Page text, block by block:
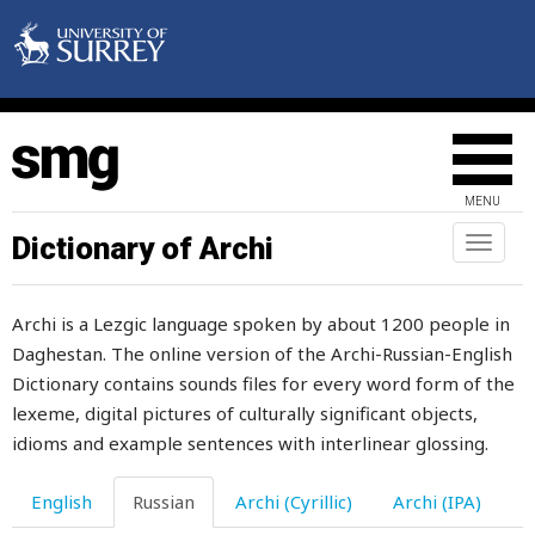
MENU
Toggle
Dictionary of Archi
Archi is a Lezgic language spoken by about 1200 people in
Daghestan. The online version of the Archi-Russian-English
Dictionary contains sounds files for every word form of the
lexeme, digital pictures of culturally significant objects,
idioms and example sentences with interlinear glossing.
English Russian Archi (Cyrillic) Archi (IPA)
завистливый
заворачивать
завтра
завуч
загибать
заглядывать
заговаривать